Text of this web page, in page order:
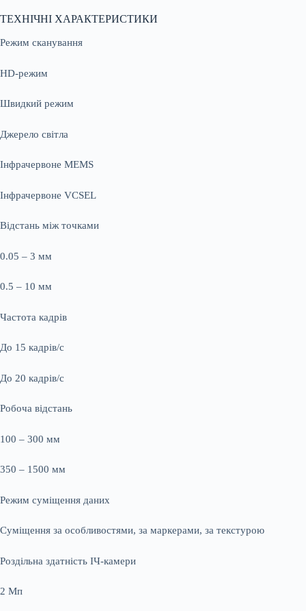
ТЕХНІЧНІ ХАРАКТЕРИСТИКИ
Режим сканування
HD-режим
Швидкий режим
Джерело світла
Інфрачервоне MEMS
Інфрачервоне VCSEL
Відстань між точками
0.05 – 3 мм
0.5 – 10 мм
Частота кадрів
До 15 кадрів/с
До 20 кадрів/с
Робоча відстань
100 – 300 мм
350 – 1500 мм
Режим суміщення даних
Суміщення за особливостями, за маркерами, за текстурою
Роздільна здатність ІЧ-камери
2 Мп